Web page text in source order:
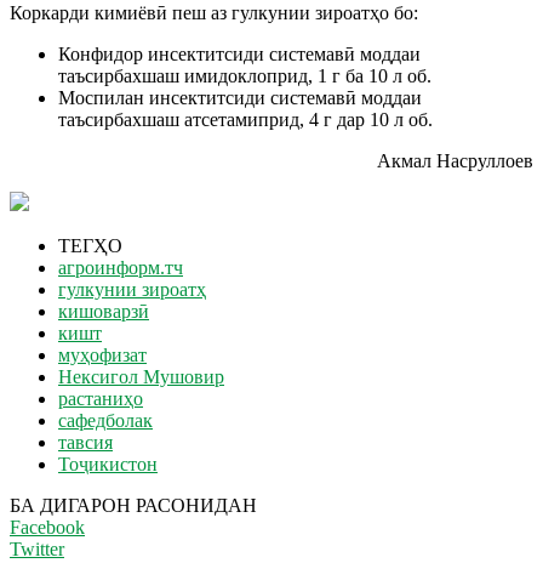
Коркарди кимиёвӣ пеш аз гулкунии зироатҳо бо:
Конфидор инсектитсиди системавӣ моддаи
таъсирбахшаш имидоклоприд, 1 г ба 10 л об.
Моспилан инсектитсиди системавӣ моддаи
таъсирбахшаш атсетамиприд, 4 г дар 10 л об.
Акмал Насруллоев
ТЕГҲО
агроинформ.тч
гулкунии зироатҳ
кишоварзӣ
кишт
муҳофизат
Нексигол Мушовир
растаниҳо
сафедболак
тавсия
Тоҷикистон
БА ДИГАРОН РАСОНИДАН
Facebook
Twitter